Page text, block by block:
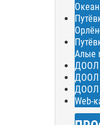
Океан
Алые
ДООЛ
ДООЛ
ДООЛ
Web-